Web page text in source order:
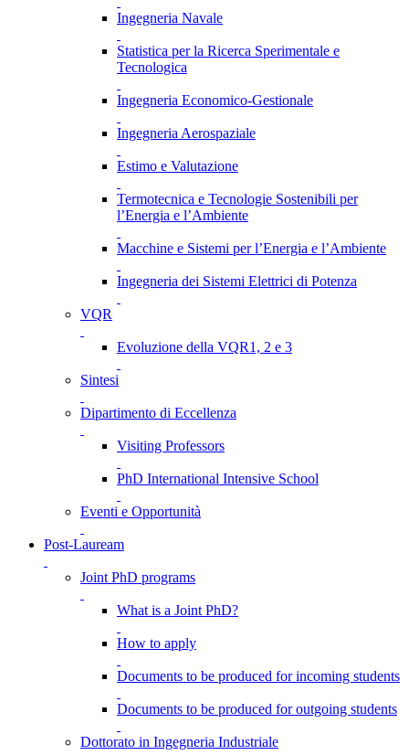
Ingegneria Navale
Statistica per la Ricerca Sperimentale e
Tecnologica
Ingegneria Economico-Gestionale
Ingegneria Aerospaziale
Estimo e Valutazione
Termotecnica e Tecnologie Sostenibili per
l’Energia e l’Ambiente
Macchine e Sistemi per l’Energia e l’Ambiente
Ingegneria dei Sistemi Elettrici di Potenza
VQR
Evoluzione della VQR1, 2 e 3
Sintesi
Dipartimento di Eccellenza
Visiting Professors
PhD International Intensive School
Eventi e Opportunità
Post-Lauream
Joint PhD programs
What is a Joint PhD?
How to apply
Documents to be produced for incoming students
Documents to be produced for outgoing students
Dottorato in Ingegneria Industriale